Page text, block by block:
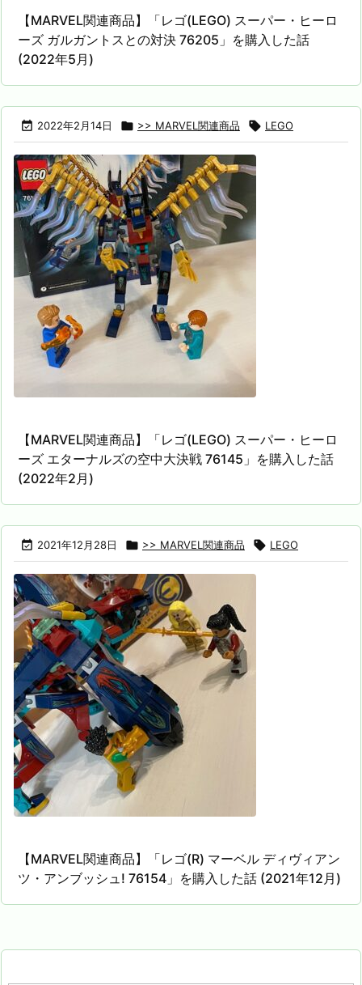
【MARVEL関連商品】「レゴ(LEGO) スーパー・ヒーロ
ーズ ガルガントスとの対決 76205」を購入した話
(2022年5月)
 2022年2月14日  >> MARVEL関連商品  LEGO
【MARVEL関連商品】「レゴ(LEGO) スーパー・ヒーロ
ーズ エターナルズの空中大決戦 76145」を購入した話
(2022年2月)
 2021年12月28日  >> MARVEL関連商品  LEGO
【MARVEL関連商品】「レゴ(R) マーベル ディヴィアン
ツ・アンブッシュ! 76154」を購入した話 (2021年12月)